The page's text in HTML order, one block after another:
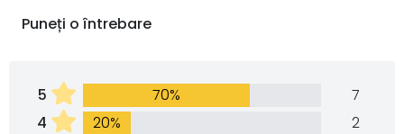
Puneți o întrebare
5 70%
7
4
20%
2